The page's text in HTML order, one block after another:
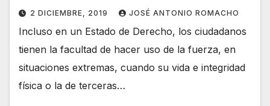
2 DICIEMBRE, 2019 JOSÉ ANTONIO ROMACHO
Incluso en un Estado de Derecho, los ciudadanos
tienen la facultad de hacer uso de la fuerza, en
situaciones extremas, cuando su vida e integridad
física o la de terceras…